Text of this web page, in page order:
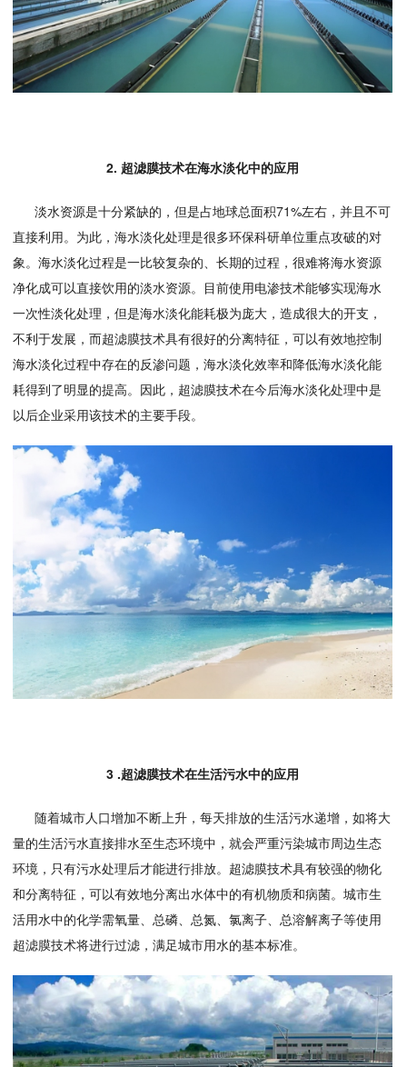
2. 超滤膜技术在海水淡化中的应用
淡水资源是十分紧缺的，但是占地球总面积71%左右，并且不可
直接利用。为此，海水淡化处理是很多环保科研单位重点攻破的对
象。海水淡化过程是一比较复杂的、长期的过程，很难将海水资源
净化成可以直接饮用的淡水资源。目前使用电渗技术能够实现海水
一次性淡化处理，但是海水淡化能耗极为庞大，造成很大的开支，
不利于发展，而超滤膜技术具有很好的分离特征，可以有效地控制
海水淡化过程中存在的反渗问题，海水淡化效率和降低海水淡化能
耗得到了明显的提高。因此，超滤膜技术在今后海水淡化处理中是
以后企业采用该技术的主要手段。
3 .超滤膜技术在生活污水中的应用
随着城市人口增加不断上升，每天排放的生活污水递增，如将大
量的生活污水直接排水至生态环境中，就会严重污染城市周边生态
环境，只有污水处理后才能进行排放。超滤膜技术具有较强的物化
和分离特征，可以有效地分离出水体中的有机物质和病菌。城市生
活用水中的化学需氧量、总磷、总氮、氯离子、总溶解离子等使用
超滤膜技术将进行过滤，满足城市用水的基本标准。